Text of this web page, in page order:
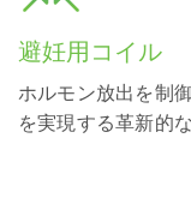
避妊用コイル
ホルモン放出を制
を実現する革新的